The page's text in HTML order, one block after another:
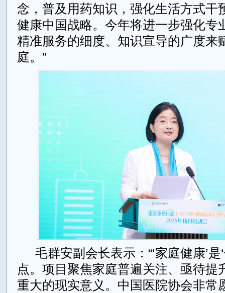
念，普及用药知识，强化生活方式干
健康中国战略。今年将进一步强化专
精准服务的细度、知识宣导的广度来
庭。”
毛群安副会长表示：“‘家庭健康’是
点。项目聚焦家庭普遍关注、亟待提
重大的现实意义。中国医院协会非常